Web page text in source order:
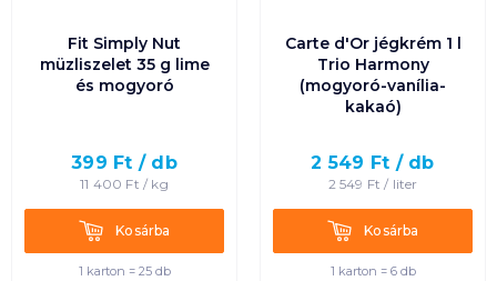
Fit Simply Nut
müzliszelet 35 g lime
és mogyoró
399 Ft / db
11 400 Ft / kg
KosárbaKosárba
1 karton = 25 db
Carte d'Or jégkrém 1 l
Trio Harmony
(mogyoró-vanília-
kakaó)
2 549 Ft / db
2 549 Ft / liter
KosárbaKosárba
1 karton = 6 db